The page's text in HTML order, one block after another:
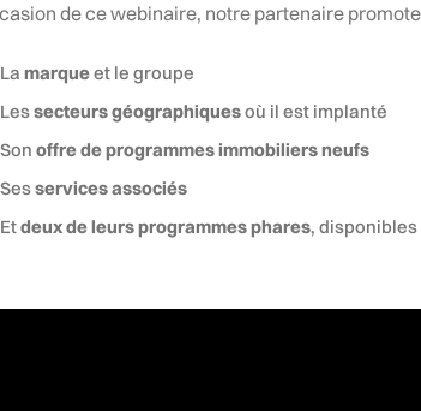
de ce webinaire, notre partenaire
Lamarqueet le groupe
Lessecteurs géographiquesoù il est implanté
Sonoffre de programmes immobiliers neufs
Sesservices associés
Etdeux de leurs programmes phares, disponibles